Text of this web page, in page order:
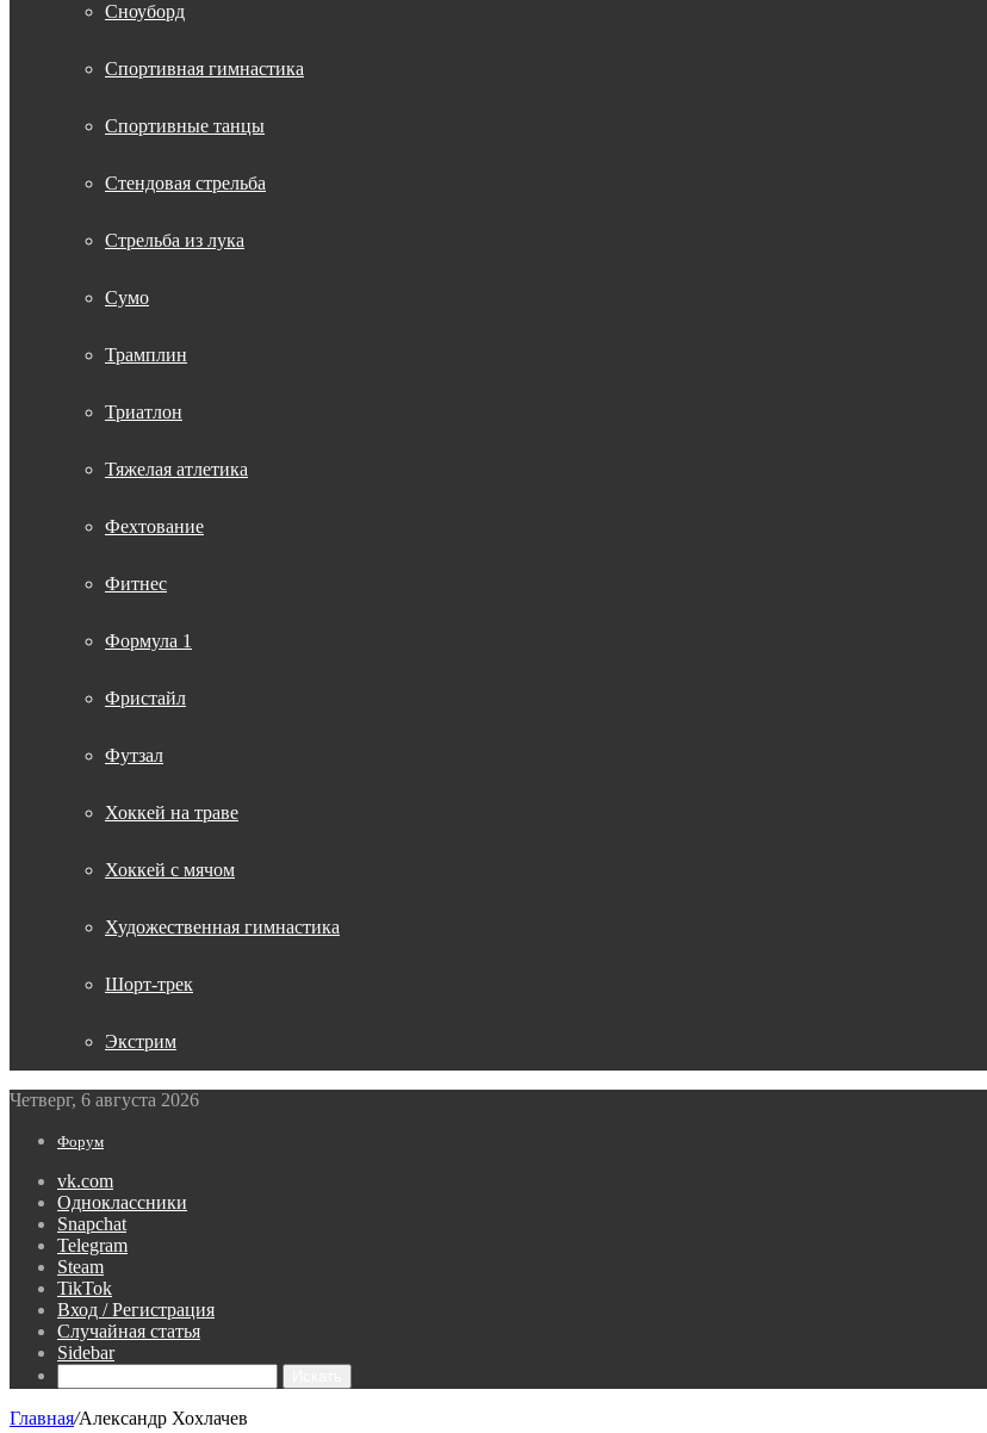
Сноуборд
Спортивная гимнастика
Спортивные танцы
Стендовая стрельба
Стрельба из лука
Сумо
Трамплин
Триатлон
Тяжелая атлетика
Фехтование
Фитнес
Формула 1
Фристайл
Футзал
Хоккей на траве
Хоккей с мячом
Художественная гимнастика
Шорт-трек
Экстрим
Четверг, 6 августа 2026
Форум
vk.com
Одноклассники
Snapchat
Telegram
Steam
TikTok
Вход / Регистрация
Случайная статья
Sidebar
Главная/Александр Хохлачев